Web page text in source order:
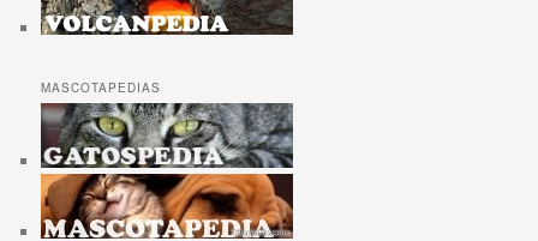
MASCOTAPEDIAS